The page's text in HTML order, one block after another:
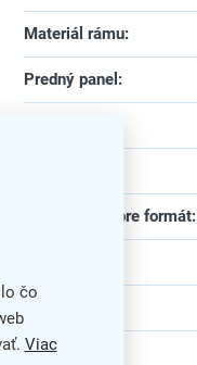
čo
Viac
Materiál rámu:
Predný panel :
Uspôsobené pre formát:
nazev